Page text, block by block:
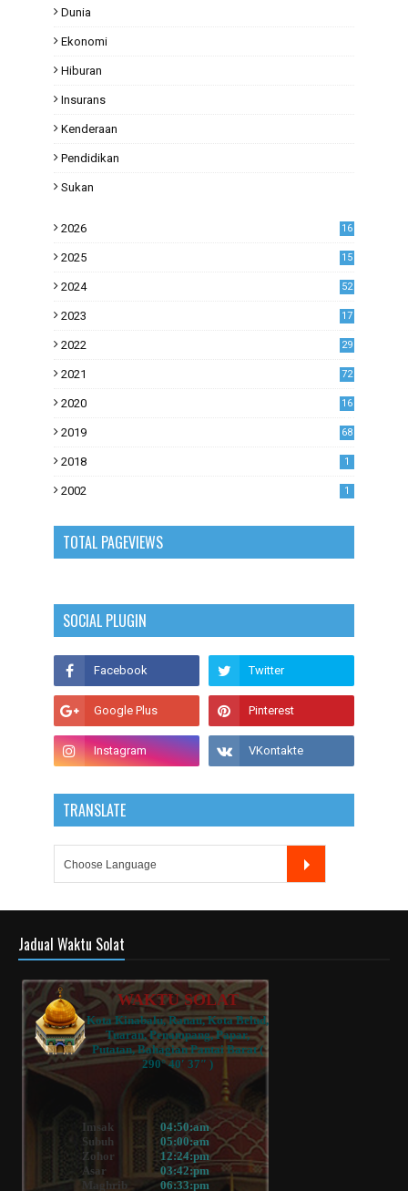
Dunia
Ekonomi
Hiburan
Insurans
Kenderaan
Pendidikan
Sukan
2026 16
2025 15
2024 52
2023
17
2022
29
2021
72
2020
16
2019
68
2018 1
2002 1
TOTAL PAGEVIEWS
SOCIAL PLUGIN
TRANSLATE
Jadual Waktu Solat